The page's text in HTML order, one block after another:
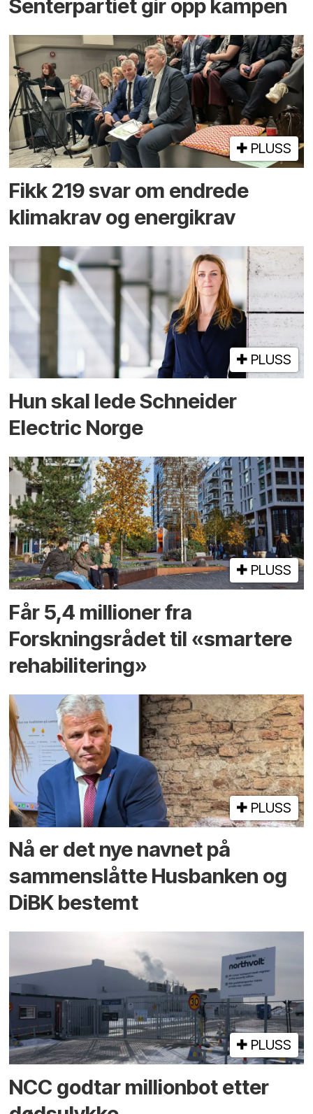
Senterpartiet gir opp kampen
PLUSS
Fikk 219 svar om endrede
klimakrav og energikrav
PLUSS
Hun skal lede Schneider
Electric Norge
PLUSS
Får 5,4 millioner fra
Forskningsrådet til «smartere
rehabilitering»
PLUSS
Nå er det nye navnet på
sammenslåtte Husbanken og
DiBK bestemt
PLUSS
NCC godtar millionbot etter